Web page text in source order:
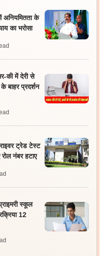
के
का भरोसा
में देरी से
बाहर प्रदर्शन
ट्रेड टेस्ट
नंबर हटाए
स्कूल
12